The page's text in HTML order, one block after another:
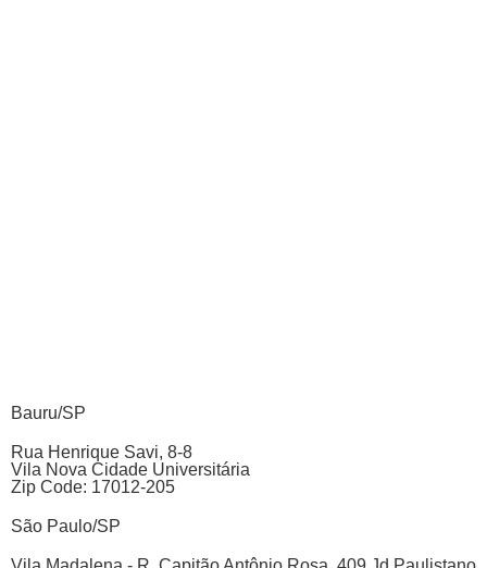
Bauru/SP
Rua Henrique Savi, 8-8
Vila Nova Cidade Universitária
Zip Code: 17012-205
São Paulo/SP